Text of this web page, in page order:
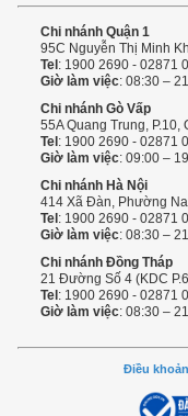
Chi nhánh Quận 1
95C Nguyễn Thị Minh
Tel: 1900 2690 - 02871
Giờ làm việc: 08:30 –
Chi nhánh Gò Vấp
55A Quang Trung, P.10,
Tel: 1900 2690 - 02871
Giờ làm việc: 09:00 –
Chi nhánh Hà Nội
414 Xã Đàn, Phường
Tel: 1900 2690 - 02871
Giờ làm việc: 08:30 –
Chi nhánh Đồng Tháp
21 Đường Số 4 (KDC
Tel: 1900 2690 - 02871
Giờ làm việc: 08:30 –
Điều